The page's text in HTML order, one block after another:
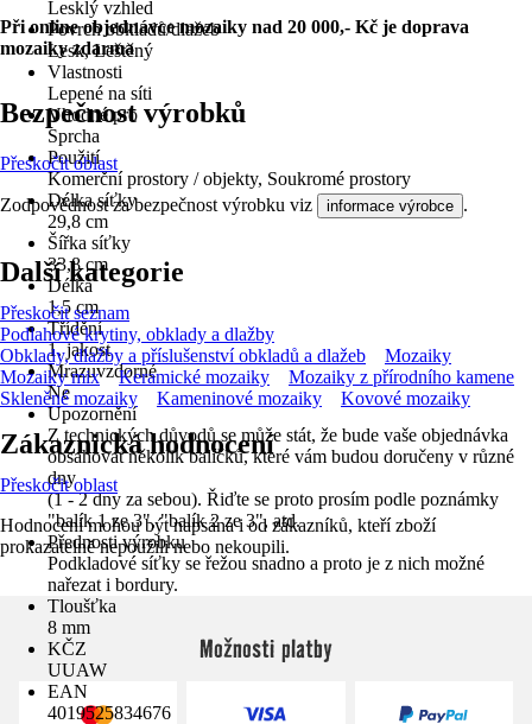
Lesklý vzhled
Povrch obkladů/dlažeb
Lesk, Leštěný
Vlastnosti
Lepené na síti
Vhodné pro
Sprcha
Použití
Komerční prostory / objekty, Soukromé prostory
Délka síťky
29,8 cm
Šířka síťky
33,8 cm
Délka
1,5 cm
Třídění
1. jakost
Mrazuvzdorné
Ne
Upozornění
Z technických důvodů se může stát, že bude vaše objednávka
obsahovat několik balíčků, které vám budou doručeny v různé
dny
(1 - 2 dny za sebou). Řiďte se proto prosím podle poznámky
"balík 1 ze 3", "balík 2 ze 3", atd.
Přednosti výrobku
Podkladové síťky se řežou snadno a proto je z nich možné
nařezat i bordury.
Tloušťka
8 mm
KČZ
UUAW
EAN
4019525834676
Při online objednávce mozaiky nad 20 000,- Kč je doprava
mozaiky zdarma
Bezpečnost výrobků
Přeskočit oblast
Zodpovědnost za bezpečnost výrobku viz informace výrobce .
Další kategorie
Přeskočit seznam
Podlahové krytiny, obklady a dlažby
Obklady, dlažby a příslušenství obkladů a dlažeb
Mozaiky
Mozaiky mix
Keramické mozaiky
Mozaiky z přírodního kamene
Skleněné mozaiky
Kameninové mozaiky Kovové mozaiky
Zákaznická hodnocení
Přeskočit oblast
Hodnocení mohou být napsána i od zákazníků, kteří zboží
prokazatelně nepoužili nebo nekoupili.
Možnosti platby